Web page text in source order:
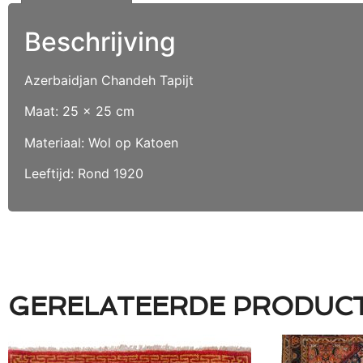
Beschrijving
Azerbaidjan Chandeh Tapijt
Maat: 25 x 25 cm
Materiaal: Wol op Katoen
Leeftijd: Rond 1920
GERELATEERDE